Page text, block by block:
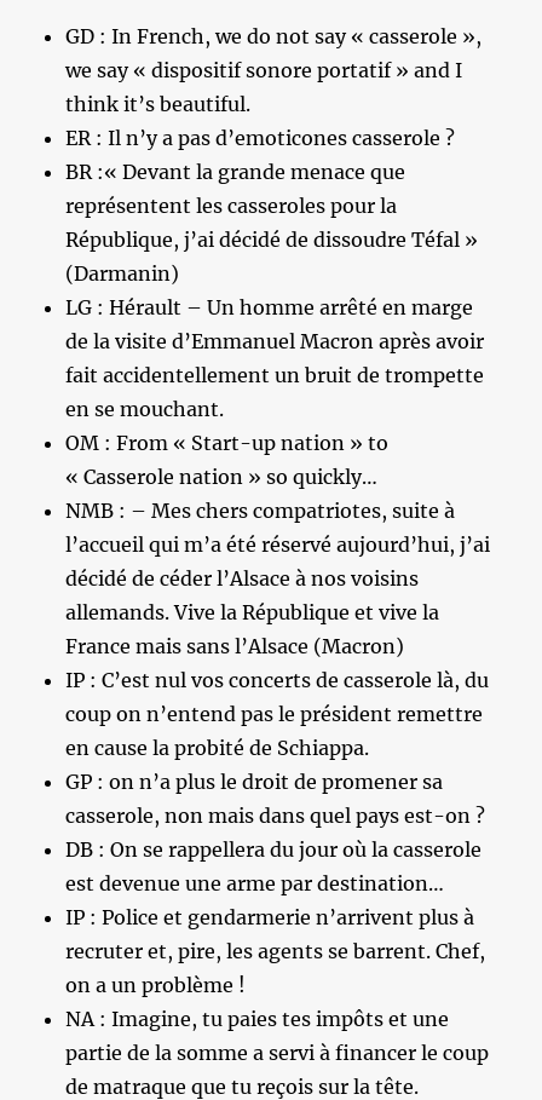
GD : In French, we do not say « casserole »,
we say « dispositif sonore portatif » and I
think it’s beautiful.
ER : Il n’y a pas d’emoticones casserole ?
BR :« Devant la grande menace que
représentent les casseroles pour la
République, j’ai décidé de dissoudre Téfal »
(Darmanin)
LG : Hérault – Un homme arrêté en marge
de la visite d’Emmanuel Macron après avoir
fait accidentellement un bruit de trompette
en se mouchant.
OM : From « Start-up nation » to
« Casserole nation » so quickly…
NMB : – Mes chers compatriotes, suite à
l’accueil qui m’a été réservé aujourd’hui, j’ai
décidé de céder l’Alsace à nos voisins
allemands. Vive la République et vive la
France mais sans l’Alsace (Macron)
IP : C’est nul vos concerts de casserole là, du
coup on n’entend pas le président remettre
en cause la probité de Schiappa.
GP : on n’a plus le droit de promener sa
casserole, non mais dans quel pays est-on ?
DB : On se rappellera du jour où la casserole
est devenue une arme par destination…
IP : Police et gendarmerie n’arrivent plus à
recruter et, pire, les agents se barrent. Chef,
on a un problème !
NA : Imagine, tu paies tes impôts et une
partie de la somme a servi à financer le coup
de matraque que tu reçois sur la tête.